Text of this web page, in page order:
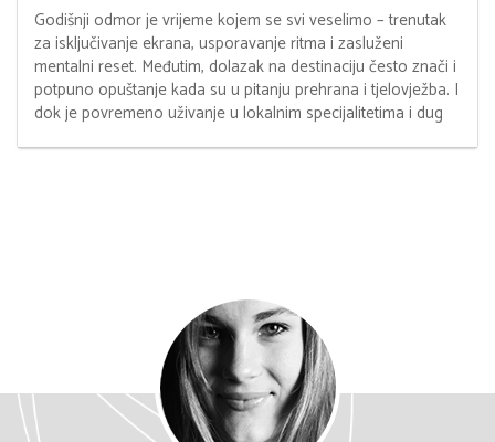
Godišnji odmor je vrijeme kojem se svi veselimo – trenutak
za isključivanje ekrana, usporavanje ritma i zasluženi
mentalni reset. Međutim, dolazak na destinaciju često znači i
potpuno opuštanje kada su u pitanju prehrana i tjelovježba. I
dok je povremeno uživanje u lokalnim specijalitetima i dug